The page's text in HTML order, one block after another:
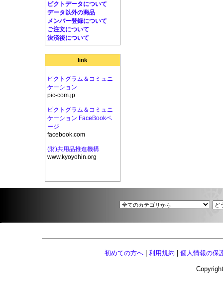
ピクトデータについて
データ以外の商品
メンバー登録について
ご注文について
決済後について
link
ピクトグラム＆コミュニ
ケーション
pic-com.jp
ピクトグラム＆コミュニ
ケーション FaceBookペ
ージ
facebook.com
(財)共用品推進機構
www.kyoyohin.org
初めての方へ 利用規約 個人情報の保